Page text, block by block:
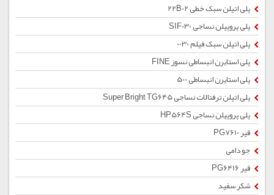
پلی اتیلن سبک خطی 22B02
پلی پروپیلن نساجی SIF030
پلی اتیلن سبک فیلم 0030
پلی استایرن انبساطی نسوز FINE
پلی استایرن انبساطی 500
پلی اتیلن ترفتالات نساجی Super Bright TG645
پلی پروپیلن نساجی HP564S
قیر PG7610
جو دامی
قیر PG6416
شکر سفید